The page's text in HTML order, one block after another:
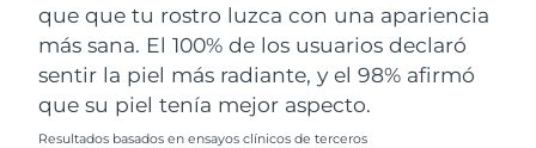
que que tu rostro luzca con una apariencia
más sana. El 100% de los usuarios declaró
sentir la piel más radiante, y el 98% afirmó
que su piel tenía mejor aspecto.
Resultados basados en ensayos clínicos de terceros
Sudáfrica Entrega prevista8/18/26
Corea del Sur Entrega prevista